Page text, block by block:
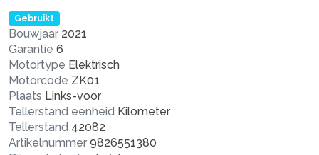
Gebruikt
Bouwjaar 2021
Garantie 6
Motortype Elektrisch
Motorcode ZK01
Plaats Links-voor
Tellerstand eenheid Kilometer
Tellerstand 42082
Artikelnummer 9826551380